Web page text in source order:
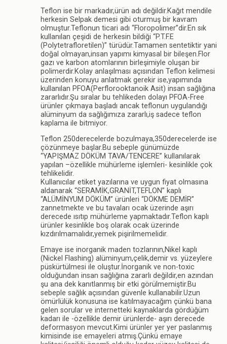
Teflon ise bir markadır,ürün adı değildir.Kağıt mendile
herkesin Selpak demesi gibi oturmuş bir kavram
olmuştur.Teflonun ticari adı “Floropolimer”dir.En sık
kullanılan çeşidi de herkesin bildiği “P.T.F.E
(Polytetrafloretilen)” türüdür.Tamamen sentetiktir yani
doğal olmayan,insan yapımı kimyasal bir bileşen.Flor
gazı ve karbon atomlarının birleşimiyle oluşan bir
polimerdir.Kolay anlaşılması açısından Teflon kelimesi
üzerinden konuyu anlatmak gerekir ise,yapımında
kullanılan PFOA(Perflorooktanoik Asit) insan sağlığına
zararlıdır.Şu sıralar bu tehlikeden dolayı PFOA-Free
ürünler çıkmaya başladı ancak teflonun uygulandığı
alüminyum da sağlığımıza zararlı,iş sadece teflon
kaplama ile bitmiyor.
Teflon 250derecelerde bozulmaya,350derecelerde ise
çözünmeye başlar.Bu sebeple günümüzde
“YAPIŞMAZ DÖKÜM TAVA/TENCERE” kullanılarak
yapılan –özellikle mühürleme işlemleri- kesinlikle çok
tehlikelidir.
Kullanıcılar etiket yazılarına ve uygun fiyat olmasına
aldanarak “SERAMİK,GRANİT,TEFLON” kaplı
“ALÜMİNYUM DÖKÜM” ürünleri “DÖKME DEMİR”
zannetmekte ve bu tavaları ocak üzerinde aşırı
derecede ısıtıp mühürleme yapmaktadır.Teflon kaplı
ürünler kesinlikle boş olarak ocak üzerinde
kızdırılmamalıdır,yemek pişirilmemelidir.
Emaye ise inorganik maden tozlarının,Nikel kaplı
(Nickel Flashing) alüminyum,çelik,demir vs. yüzeylere
püskürtülmesi ile oluştur.İnorganik ve non-toxic
olduğundan insan sağlığına zararlı değildir,en azından
şu ana dek kanıtlanmış bir etki görülmemiştir.Bu
sebeple sağlık açısından güvenle kullanabilir.Uzun
ömürlülük konusuna ise katılmayacağım çünkü bana
gelen sorular ve internetteki kaynaklarda gördüğüm
kadarı ile -özellikle demir ürünlerde- aşırı derecede
deformasyon mevcut.Kimi ürünler yer yer paslanmış
kimisinde ise emayeleri atmış.Çünkü emaye